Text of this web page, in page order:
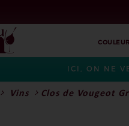
ICI, ON NE
Vins Clos de Vougeot